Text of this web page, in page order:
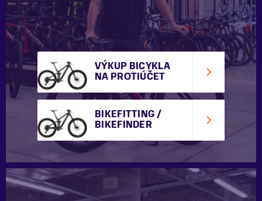
VÝKUP BICYKLA
NA PROTIÚČET
BIKEFITTING /
BIKEFINDER